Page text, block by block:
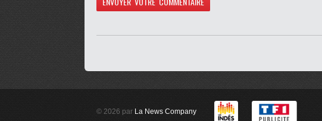
© 2026 par La News Company